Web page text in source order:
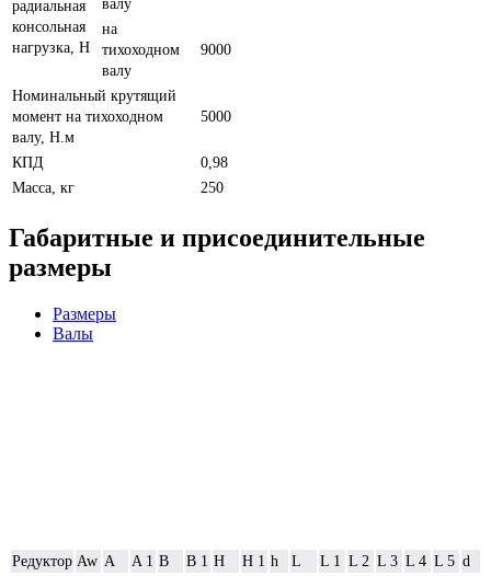
радиальная
консольная
нагрузка, Н
валу
на
тихоходном
валу
9000
Номинальный крутящий
момент на тихоходном
валу, Н.м
5000
КПД
0,98
Масса, кг
250
Габаритные и присоединительные
размеры
Размеры
Валы
Редуктор Aw A A 1 B B 1 H H 1 h L L 1 L 2 L 3 L 4 L 5 d